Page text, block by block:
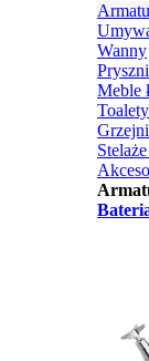
Wanny
Meble
Toalety